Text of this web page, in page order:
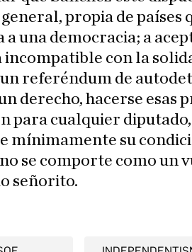
propia de países
a una democracia; a
incompatible con la
referéndum de
derecho, hacerse esas
para cualquier
mínimamente su
se comporte como un
señorito.